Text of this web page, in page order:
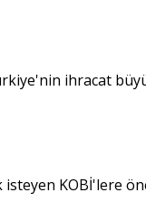
ihracat
isteyen KOBİ'lere